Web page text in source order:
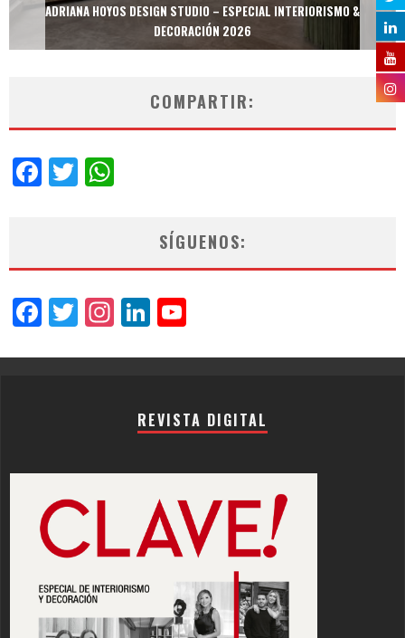
ADRIANA HOYOS DESIGN STUDIO – ESPECIAL INTERIORISMO &
DECORACIÓN 2026
COMPARTIR:
Facebook
Twitter
SÍGUENOS:
Facebook
Twitter
Instagram
LinkedIn
REVISTA DIGITAL